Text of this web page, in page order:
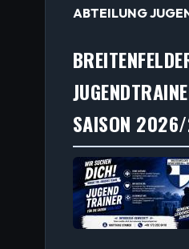
ABTEILUNG
SAISON